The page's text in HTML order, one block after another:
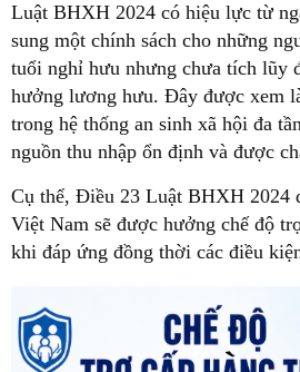
Luật BHXH 2024 có hiệu lực từ
sung một chính sách cho những
tuổi nghỉ hưu nhưng chưa tích lũy
hưởng lương hưu. Đây được xem
trong hệ thống an sinh xã hội đa
nguồn thu nhập ổn định và được
Cụ thể, Điều 23 Luật BHXH 2024
Việt Nam sẽ được hưởng chế độ
khi đáp ứng đồng thời các điều